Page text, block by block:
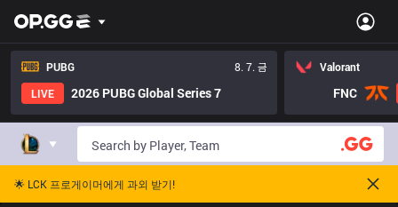
PUBG
8. 7. 금
LIVE
2026 PUBG Global Series 7
Valorant
FNC
🌟 LCK 프로게이머에게 과외 받기!